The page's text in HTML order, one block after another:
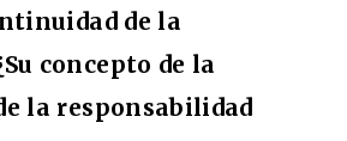
de la
concepto de la
la responsabilidad